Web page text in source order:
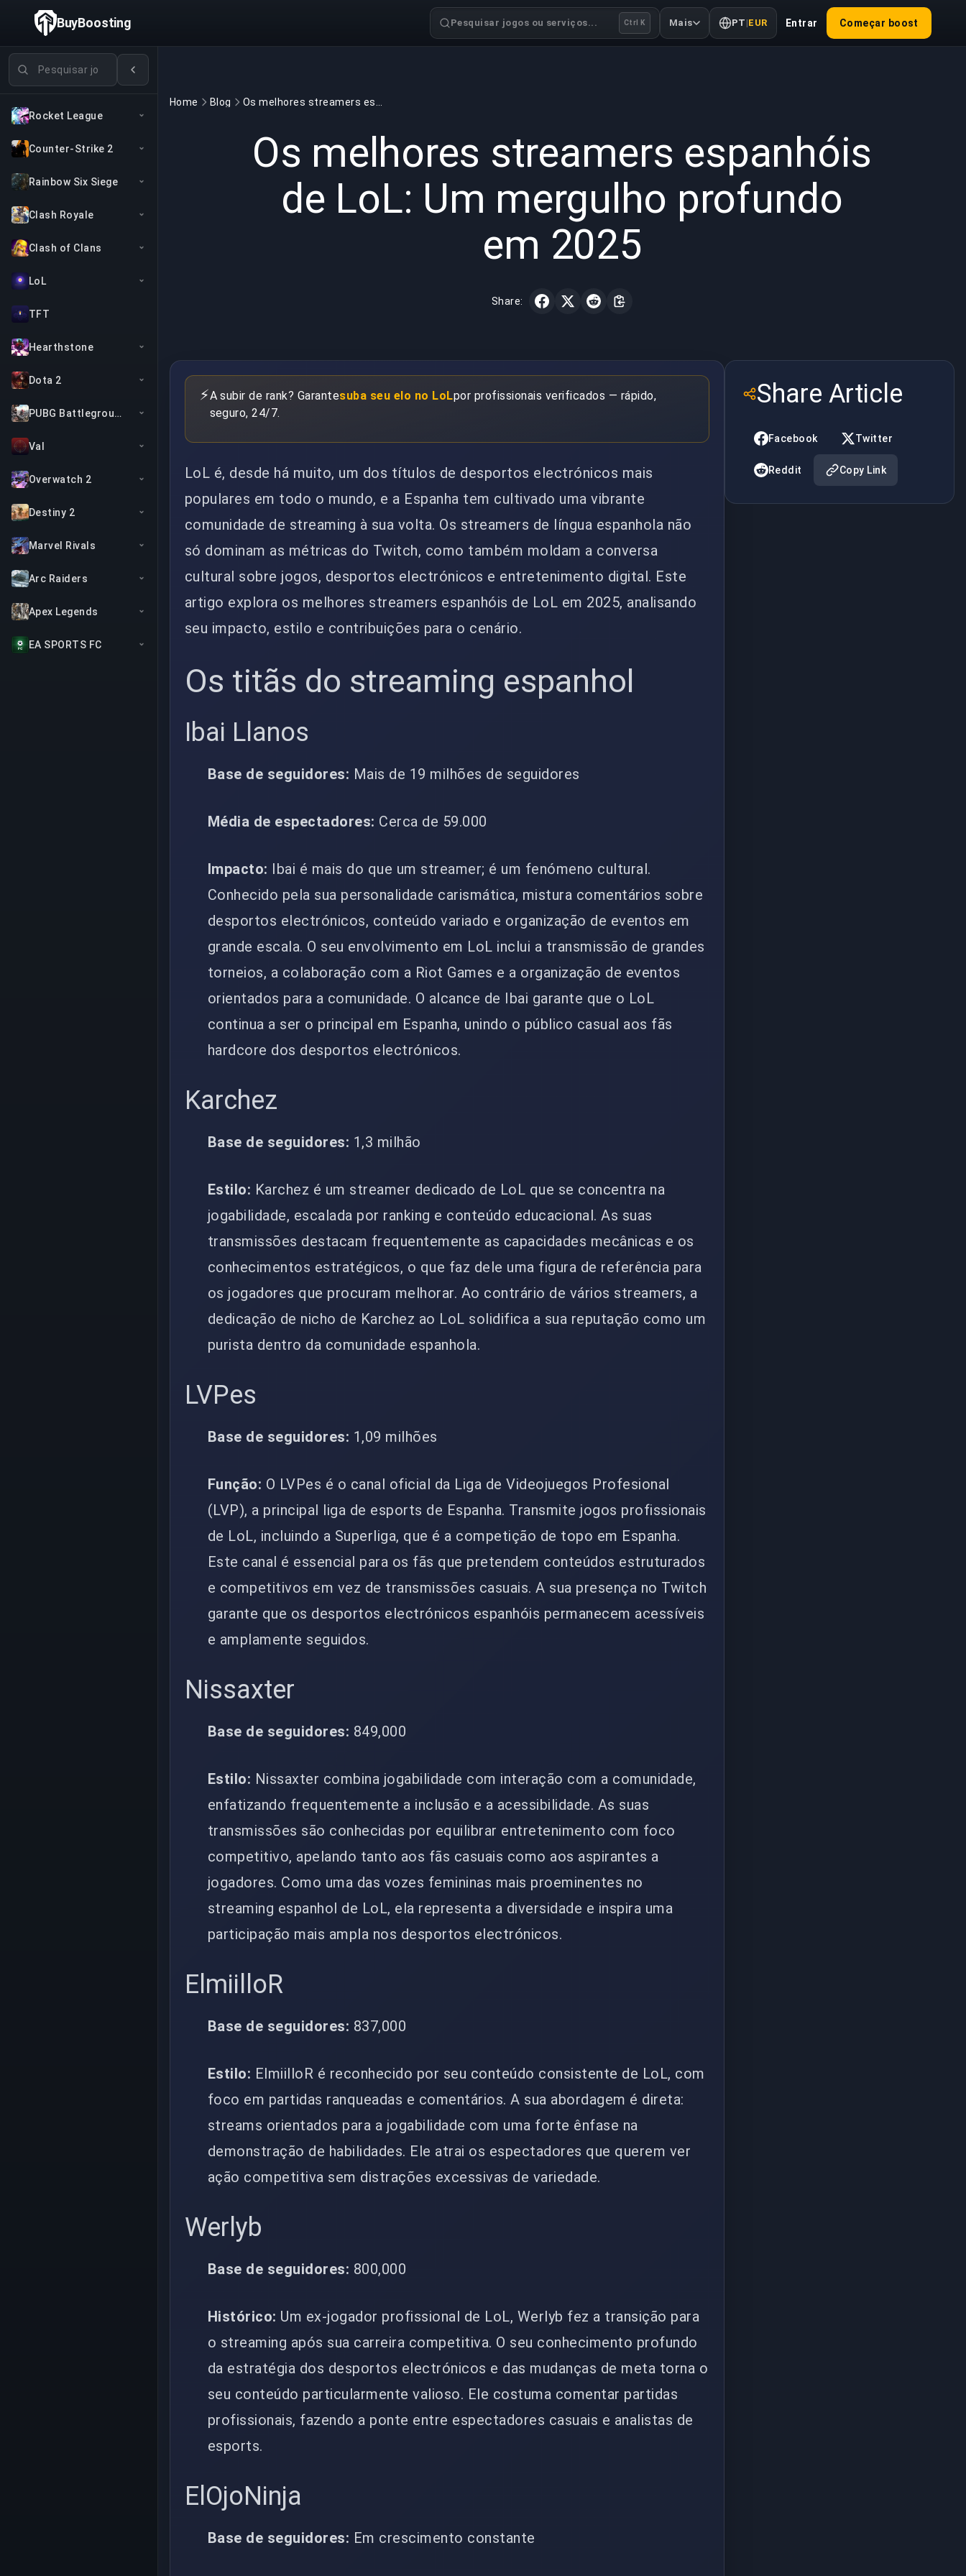
Pesquisar jogos
Rocket League
Counter-Strike 2
Rainbow Six Siege
Clash Royale
Clash of Clans
LoL
TFT
Hearthstone
Dota 2
PUBG Battlegrounds
Val
Overwatch 2
Destiny 2
Marvel Rivals
Arc Raiders
Apex Legends
EA SPORTS FC
BuyBoosting Pesquisar jogos ou serviços... Ctrl K Mais PT |EUR Entrar Começar boost
Home Blog
Os melhores streamers espanhóis
de LoL: Um mergulho profundo
em 2025
Share:
⚡A subir de rank? Garantesuba seu elo no LoLpor profissionais verificados — rápido,
seguro, 24/7.
LoL é, desde há muito, um dos títulos de desportos electrónicos mais
populares em todo o mundo, e a Espanha tem cultivado uma vibrante
comunidade de streaming à sua volta. Os streamers de língua espanhola não
só dominam as métricas do Twitch, como também moldam a conversa
cultural sobre jogos, desportos electrónicos e entretenimento digital. Este
artigo explora os melhores streamers espanhóis de LoL em 2025, analisando
seu impacto, estilo e contribuições para o cenário.
Os titãs do streaming espanhol
Ibai Llanos
Base de seguidores: Mais de 19 milhões de seguidores
Média de espectadores: Cerca de 59.000
Impacto: Ibai é mais do que um streamer; é um fenómeno cultural.
Conhecido pela sua personalidade carismática, mistura comentários sobre
desportos electrónicos, conteúdo variado e organização de eventos em
grande escala. O seu envolvimento em LoL inclui a transmissão de grandes
torneios, a colaboração com a Riot Games e a organização de eventos
orientados para a comunidade. O alcance de Ibai garante que o LoL
continua a ser o principal em Espanha, unindo o público casual aos fãs
hardcore dos desportos electrónicos.
Karchez
Base de seguidores: 1,3 milhão
Estilo: Karchez é um streamer dedicado de LoL que se concentra na
jogabilidade, escalada por ranking e conteúdo educacional. As suas
transmissões destacam frequentemente as capacidades mecânicas e os
conhecimentos estratégicos, o que faz dele uma figura de referência para
os jogadores que procuram melhorar. Ao contrário de vários streamers, a
dedicação de nicho de Karchez ao LoL solidifica a sua reputação como um
purista dentro da comunidade espanhola.
LVPes
Base de seguidores: 1,09 milhões
Função: O LVPes é o canal oficial da Liga de Videojuegos Profesional
(LVP), a principal liga de esports de Espanha. Transmite jogos profissionais
de LoL, incluindo a Superliga, que é a competição de topo em Espanha.
Este canal é essencial para os fãs que pretendem conteúdos estruturados
e competitivos em vez de transmissões casuais. A sua presença no Twitch
garante que os desportos electrónicos espanhóis permanecem acessíveis
e amplamente seguidos.
Nissaxter
Base de seguidores: 849,000
Estilo: Nissaxter combina jogabilidade com interação com a comunidade,
enfatizando frequentemente a inclusão e a acessibilidade. As suas
transmissões são conhecidas por equilibrar entretenimento com foco
competitivo, apelando tanto aos fãs casuais como aos aspirantes a
jogadores. Como uma das vozes femininas mais proeminentes no
streaming espanhol de LoL, ela representa a diversidade e inspira uma
participação mais ampla nos desportos electrónicos.
ElmiilloR
Base de seguidores: 837,000
Estilo: ElmiilloR é reconhecido por seu conteúdo consistente de LoL, com
foco em partidas ranqueadas e comentários. A sua abordagem é direta:
streams orientados para a jogabilidade com uma forte ênfase na
demonstração de habilidades. Ele atrai os espectadores que querem ver
ação competitiva sem distrações excessivas de variedade.
Werlyb
Base de seguidores: 800,000
Histórico: Um ex-jogador profissional de LoL, Werlyb fez a transição para
o streaming após sua carreira competitiva. O seu conhecimento profundo
da estratégia dos desportos electrónicos e das mudanças de meta torna o
seu conteúdo particularmente valioso. Ele costuma comentar partidas
profissionais, fazendo a ponte entre espectadores casuais e analistas de
esports.
ElOjoNinja
Base de seguidores: Em crescimento constante
Share Article
Facebook Twitter
Reddit Copy Link